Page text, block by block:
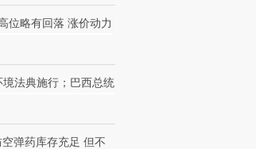
位略有回落 涨价动力
法典施行；巴西总统
弹药库存充足 但不